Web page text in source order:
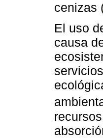
cenizas
El uso
causa